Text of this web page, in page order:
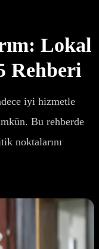
Lokal
Rehberi
iyi hizmetle
Bu rehberde
noktalarını